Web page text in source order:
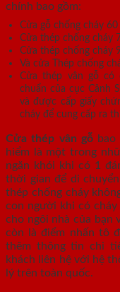
chính bao gồm:
Cửa gỗ chống cháy
Cửa thép chống cháy
Cửa thép chống cháy
Và cửa Thép chống
Cửa thép vân gỗ có
chuẩn của cục Cảnh
và được cấp giấy
cháy để cung cấp ra
Cửa thép vân gỗ
hiểm là một trong
ngăn khói khi có 1
thời gian để di
thép chống cháy
con người khi có
cho ngôi nhà của bạn
còn là điểm nhấn tô
thêm thông tin chi
khách liên hệ với hệ
lý trên toàn quốc.